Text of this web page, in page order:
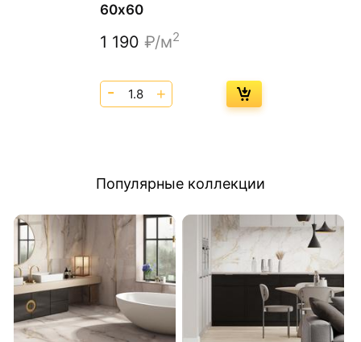
60х60
1 190 ₽/м2
Популярные коллекции